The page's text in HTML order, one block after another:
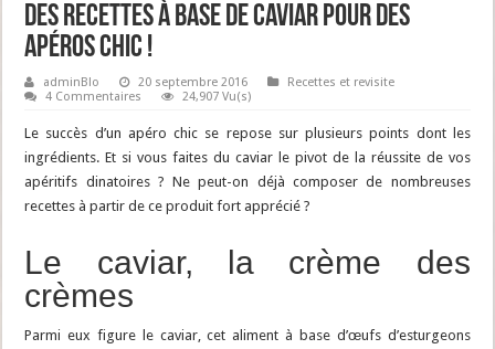
Des recettes à base de caviar pour des
apéros chic !
adminBlo 20 septembre 2016
Recettes et revisite
4 Commentaires
24,907 Vu(s)
Le succès d’un apéro chic se repose sur plusieurs points dont les
ingrédients. Et si vous faites du caviar le pivot de la réussite de vos
apéritifs dinatoires ? Ne peut-on déjà composer de nombreuses
recettes à partir de ce produit fort apprécié ?
Le caviar, la crème des
crèmes
Parmi eux figure le caviar, cet aliment à base d’œufs d’esturgeons